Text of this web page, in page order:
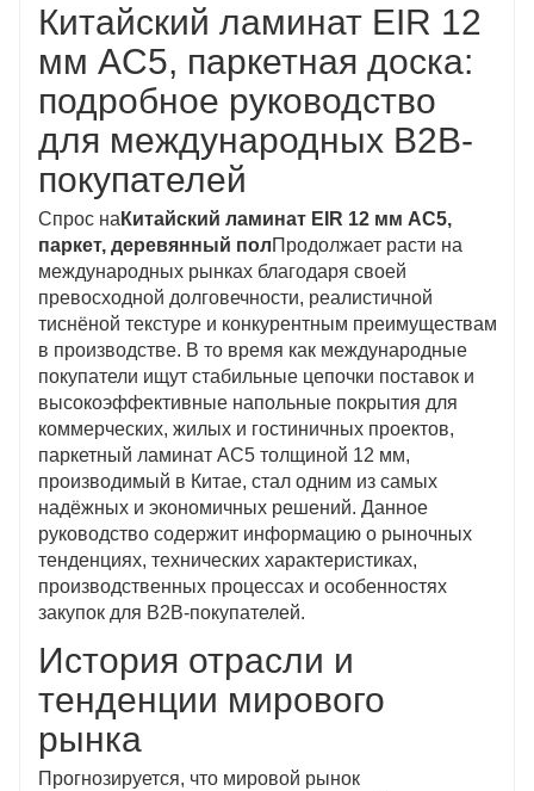
покупателей.
Китайский ламинат EIR 12
мм AC5, паркетная доска:
подробное руководство
для международных B2B-
покупателей
Спрос на Китайский ламинат EIR 12 мм AC5,
паркет, деревянный полПродолжает расти на
международных рынках благодаря своей
превосходной долговечности, реалистичной
тиснёной текстуре и конкурентным преимуществам
в производстве. В то время как международные
покупатели ищут стабильные цепочки поставок и
высокоэффективные напольные покрытия для
коммерческих, жилых и гостиничных проектов,
паркетный ламинат AC5 толщиной 12 мм,
производимый в Китае, стал одним из самых
надёжных и экономичных решений. Данное
руководство содержит информацию о рыночных
тенденциях, технических характеристиках,
производственных процессах и особенностях
закупок для B2B-покупателей.
История отрасли и
тенденции мирового
рынка
Прогнозируется, что мировой рынок